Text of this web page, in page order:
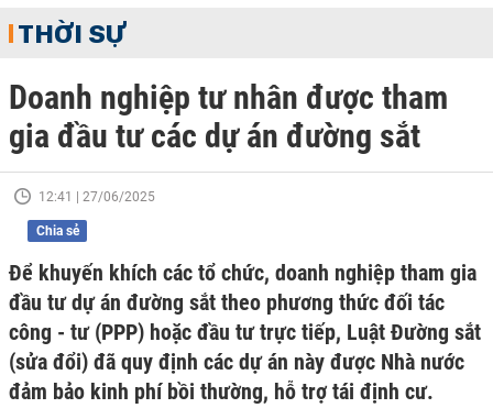
THỜI SỰ
Doanh nghiệp tư nhân được tham
gia đầu tư các dự án đường sắt
12:41 | 27/06/2025
Chia sẻ
Để khuyến khích các tổ chức, doanh nghiệp tham gia
đầu tư dự án đường sắt theo phương thức đối tác
công - tư (PPP) hoặc đầu tư trực tiếp, Luật Đường sắt
(sửa đổi) đã quy định các dự án này được Nhà nước
đảm bảo kinh phí bồi thường, hỗ trợ tái định cư.